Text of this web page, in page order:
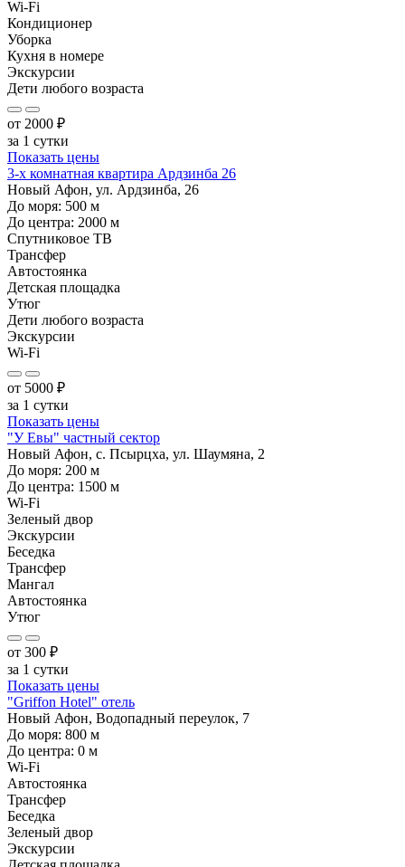
Wi-Fi
Кондиционер
Уборка
Кухня в номере
Экскурсии
Дети любого возраста
от 2000 ₽
за 1 сутки
Показать цены
3-х комнатная квартира Ардзинба 26
Новый Афон, ул. Ардзинба, 26
До моря: 500 м
До центра: 2000 м
Спутниковое ТВ
Трансфер
Автостоянка
Детская площадка
Утюг
Дети любого возраста
Экскурсии
Wi-Fi
от 5000 ₽
за 1 сутки
Показать цены
"У Евы" частный сектор
Новый Афон, с. Псырцха, ул. Шаумяна, 2
До моря: 200 м
До центра: 1500 м
Wi-Fi
Зеленый двор
Экскурсии
Беседка
Трансфер
Мангал
Автостоянка
Утюг
от 300 ₽
за 1 сутки
Показать цены
"Griffon Hotel" отель
Новый Афон, Водопадный переулок, 7
До моря: 800 м
До центра: 0 м
Wi-Fi
Автостоянка
Трансфер
Беседка
Зеленый двор
Экскурсии